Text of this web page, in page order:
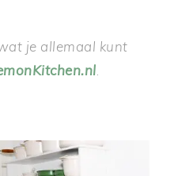
je allemaal kunt